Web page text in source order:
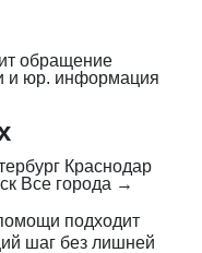
обращение
и юр. информация
Краснодар
Все города →
подходит
шаг без лишней